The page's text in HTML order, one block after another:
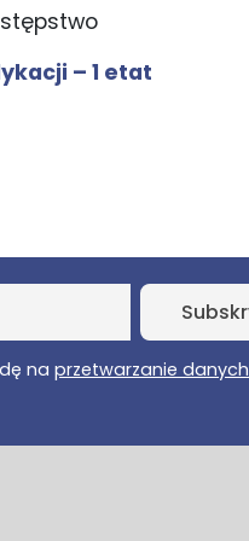
– 1 etat
naprzetwarzanie danych